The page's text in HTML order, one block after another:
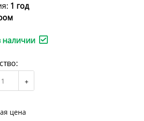
1 год
наличии
цена